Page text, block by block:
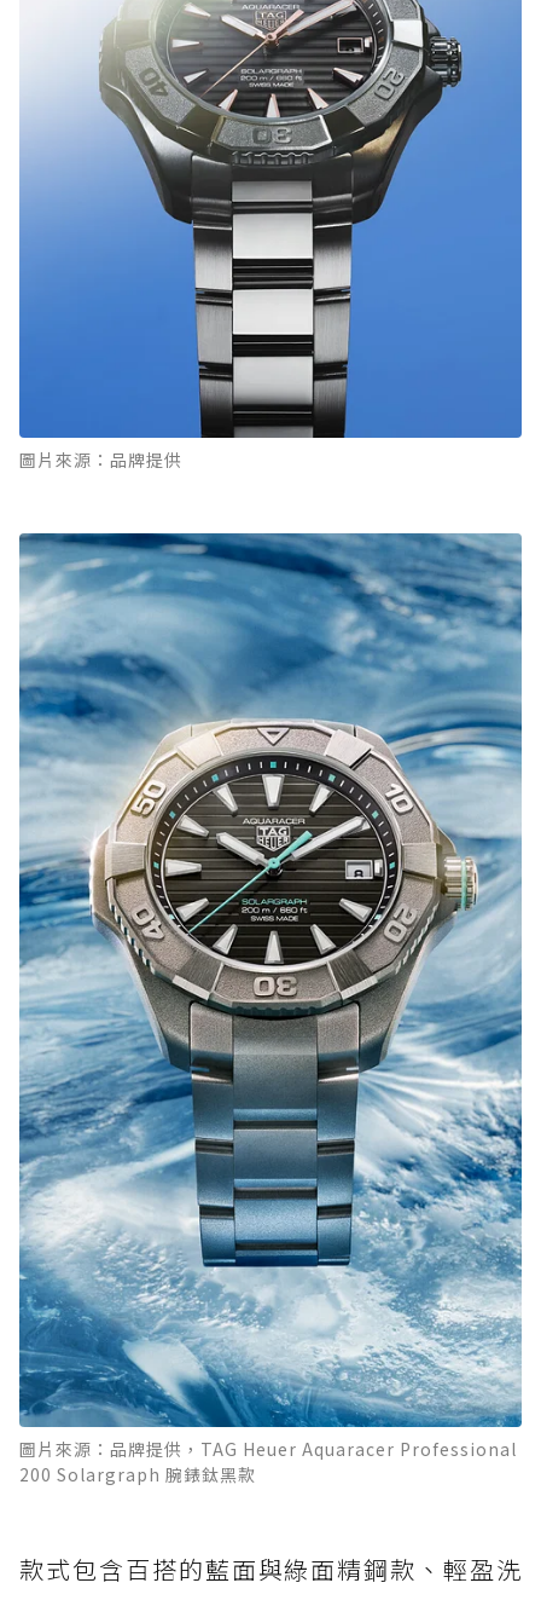
圖片來源：品牌提供
圖片來源：品牌提供，TAG Heuer Aquaracer Professional
200 Solargraph 腕錶鈦黑款
款式包含百搭的藍面與綠面精鋼款、輕盈洗